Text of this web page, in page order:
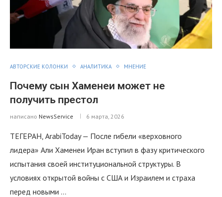
АВТОРСКИЕ КОЛОНКИ АНАЛИТИКА МНЕНИЕ
Почему сын Хаменеи может не
получить престол
написано NewsService 6 марта, 2026
ТЕГЕРАН, ArabiToday — После гибели «верховного
лидера» Али Хаменеи Иран вступил в фазу критического
испытания своей институциональной структуры. В
условиях открытой войны с США и Израилем и страха
перед новыми …